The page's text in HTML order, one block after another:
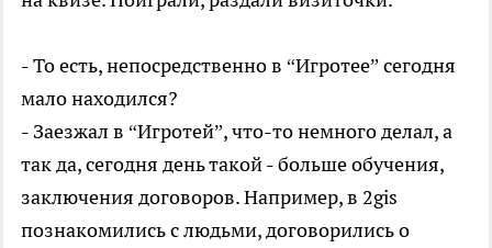
- То есть, непосредственно в “Игротее” сегодня
мало находился?
- Заезжал в “Игротей”, что-то немного делал, а
так да, сегодня день такой - больше обучения,
заключения договоров. Например, в 2gis
познакомились с людьми, договорились о